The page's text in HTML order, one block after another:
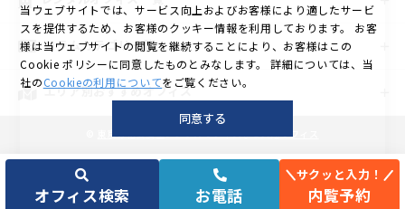
オフィス検索 お電話
サクッと入力！
内覧予約
コラムカテゴリ一覧
エリア別おすすめオフィス
当ウェブサイトでは、サービス向上およびお客様により適したサービ
スを提供するため、お客様のクッキー情報を利用しております。
お客
様は当ウェブサイトの閲覧を継続することにより、お客様はこの
Cookie ポリシーに同意したものとみなします。
詳細については、当
社のCookieの利用についてをご覧ください。
同意する